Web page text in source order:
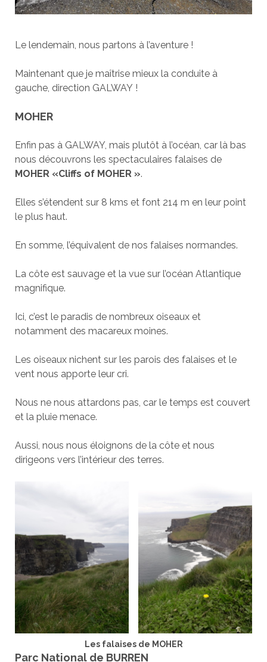
Le lendemain, nous partons à l’aventure !
Maintenant que je maîtrise mieux la conduite à
gauche, direction GALWAY !
MOHER
Enfin pas à GALWAY, mais plutôt à l’océan, car là bas
nous découvrons les spectaculaires falaises de
MOHER «Cliffs of MOHER ».
Elles s’étendent sur 8 kms et font 214 m en leur point
le plus haut.
En somme, l’équivalent de nos falaises normandes.
La côte est sauvage et la vue sur l’océan Atlantique
magnifique.
Ici, c’est le paradis de nombreux oiseaux et
notamment des macareux moines.
Les oiseaux nichent sur les parois des falaises et le
vent nous apporte leur cri.
Nous ne nous attardons pas, car le temps est couvert
et la pluie menace.
Aussi, nous nous éloignons de la côte et nous
dirigeons vers l’intérieur des terres.
Les falaises de MOHER
Parc National de BURREN